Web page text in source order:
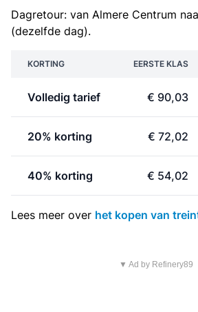
Dagretour: van Almere Centrum
(dezelfde dag).
KORTING EERSTE KLAS
Volledig tarief € 90,03
20% korting € 72,02
40% korting € 54,02
Lees meer over het kopen van
▼ Ad by Refinery89